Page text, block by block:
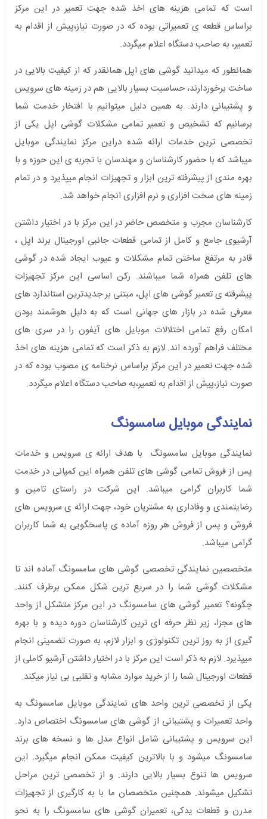
است که تمامی هزینه های اخذ شده جهت تعمیر در این مرکز
براساس قطعه ی تعمیراتی بوده که در صورت نیاز،پیش از اقدام به
تعمیر، به صاحب دستگاه اعلام میگردد.
همانطور که میدانید گوشی های اپل همانقدر که از کیفیت بالایی در
ساخت برخوردارند، حساسیت بسیار بالایی هم در زمینه های سرویس
و پشتیبانی دارند. به همین دلیل میتوانیم با افتخار خدمت شما
برسانیم که تشخیص و تعمیر تمامی مشکلات گوشی اپل یکی از
تخصصی ترین خدمات ارائه شده دراین مرکز نمایندگی موبایل
میباشد که با حضور کارشناسان و مهندسان با تجربه ی این حوزه و با
بهره مندی از پیشرفته ترین ابزار و تجهیزات انجام میپذیرد و در تمام
زمینه های سخت افزاری و نرم افزاری انجام خواهد شد.
کارشناسان مجرب و متخصص حاضر در این مرکز با در اختیار داشتن
آرشیوی جامع و کامل از تمامی قطعات جانبی اورجینال برند اپل ،
قادر به مرتفع ساختن تمام مشکلات و عیوب ایجاد شده در گوشی
های تلفن همراه شما میباشند. رکن اساسی این مرکز تجهیزات
پیشرفته ی تعمیر گوشی های اپل، مبتنی بر جدیدترین استاندارد های
معرفی شده در بازار های جهانی است که به دلیل هوشمند بودن
امکان رفع تمامی اختلالات موبایل های آیفون را در سری های
مختلف فراهم آورده اند. لازم به ذکر است که تمامی هزینه های اخذ
شده جهت تعمیر در این مرکز براساس نرخنامه ی مصوب بوده که در
صورت نیاز،پیش از اقدام به تعمیر،به صاحب دستگاه اعلام میگردد.
نمایندگی موبایل سامسونگ
نمایندگی موبایل سامسونگ با هدف ارائه ی سرویس و خدمات
پس از فروش تمامی گوشی های تلفن همراه این کمپانی در خدمت
شما کاربران گرامی میباشد. این شرکت در راستای تامین و
رضایتمندی و وفاداری به مشتریان خود، جهت ارائه ی سرویس های
فروش و پس از فروش هر روزه آماده ی پاسخگویی به شما کاربران
گرامی میباشد.
متخصصین نمایندگی تخصصی گوشی های سامسونگ آماده اند تا
مشکلات گوشی شما را در سریع ترین شکل ممکن برطرف کنند.
چگونه؟ تعمیر گوشی های سامسونگ در این مرکز متشکل از واحد
های مجزا، زیر نظر حرفه ای ترین کارشناسان دوره دیده و با بهره
گیری از به روز ترین تکنولوژی و ابزار لازم، به صورت تضمینی انجام
میپذیرد. لازم به ذکر است این مرکز با در اختیار داشتن آرشیو کاملی از
قطعات اورجینال شما را از خرید موارد مشابه و تقلبی بی نیاز میکند.
یکی از تخصصی ترین واحد های نمایندگی موبایل سامسونگ به
واحد تعمیرات و پشتیبانی از گوشی های سامسونگ اختصاص دارد.
این سرویس و پشتیبانی شامل انواع مدل ها و نسخه های برند
سامسونگ میشود و با بالاترین کیفیت ممکن انجام میگیرد. این
سرویس ها تنوع بسیار بالایی دارند. و از تخصصی ترین مراحل
تشکیل میشوند. همچنین متخصصان ما با به کارگیری از تجهیزات
مدرن و قطعات یدکی، تعمیران گوشی های سامسونگ را به نحو